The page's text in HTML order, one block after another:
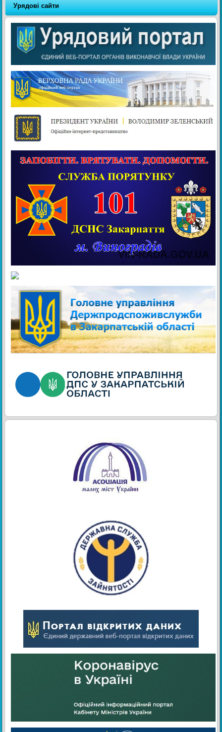
Урядові сайти